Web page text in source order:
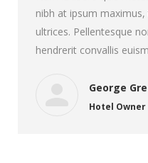
nibh at ipsum
ultrices. Pellentesque
hendrerit convallis
George
Hotel Owner